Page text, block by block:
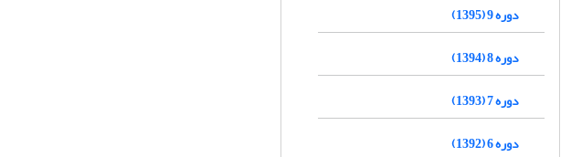
دوره 9 (1395)
دوره 8 (1394)
دوره 7 (1393)
دوره 6 (1392)